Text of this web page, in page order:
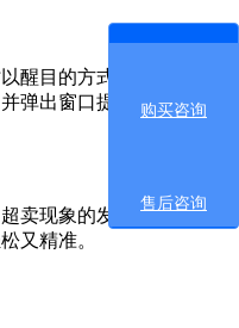
目的方式提醒商家。商
弹出窗口提示商家核实地
现象的发生，让商家对
又精准。
购买咨询
售后咨询